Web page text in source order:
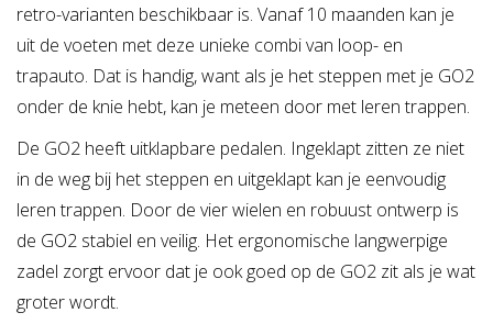
retro-varianten beschikbaar is. Vanaf 10 maanden kan je
uit de voeten met deze unieke combi van loop- en
trapauto. Dat is handig, want als je het steppen met je GO2
onder de knie hebt, kan je meteen door met leren trappen.
De GO2 heeft uitklapbare pedalen. Ingeklapt zitten ze niet
in de weg bij het steppen en uitgeklapt kan je eenvoudig
leren trappen. Door de vier wielen en robuust ontwerp is
de GO2 stabiel en veilig. Het ergonomische langwerpige
zadel zorgt ervoor dat je ook goed op de GO2 zit als je wat
groter wordt.